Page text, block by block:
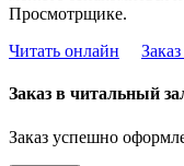
Просмотрщике.
Читать онлайн
Заказ в читальный
Заказ успешно